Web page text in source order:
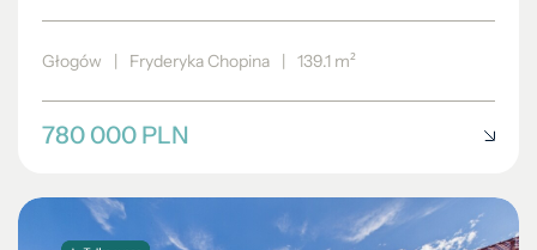
Głogów | Fryderyka Chopina | 139.1 m²
780 000 PLN